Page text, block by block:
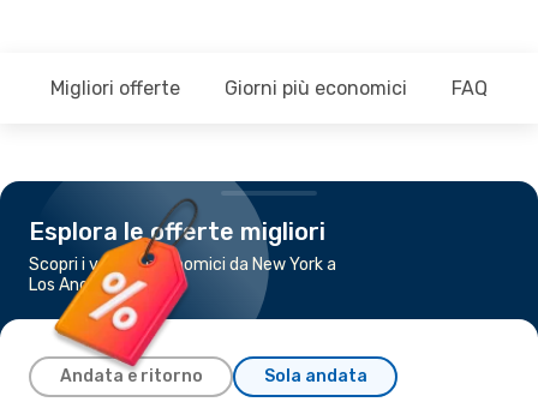
Migliori offerte Giorni più economici FAQ
Esplora le offerte migliori
Scopri i voli più economici da New York a
Los Angeles
Andata e ritorno Sola andata